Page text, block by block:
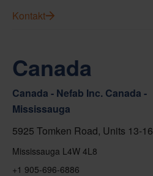
Kontakt
Canada
Canada - Nefab Inc. Canada -
Mississauga
5925 Tomken Road, Units 13-16
Mississauga L4W 4L8
+1 905-696-6886